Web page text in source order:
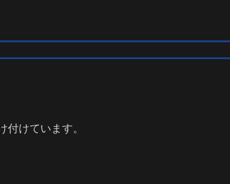
けています。